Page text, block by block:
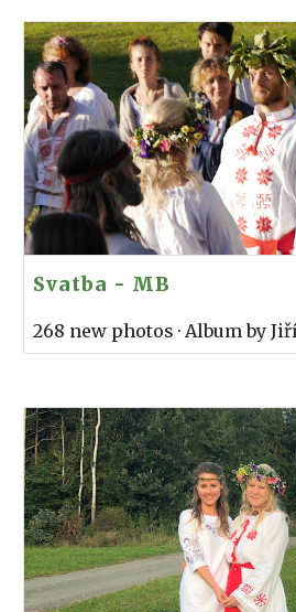
Svatba - MB
268 new photos · Album by